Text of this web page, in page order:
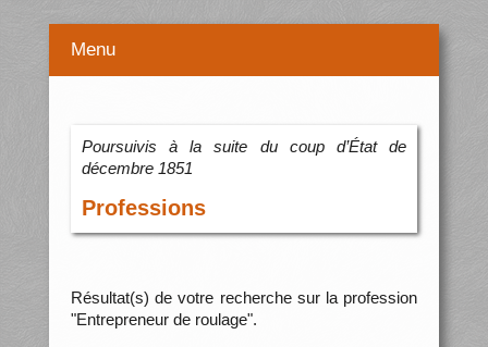
Menu
Poursuivis à la suite du coup d’État de
décembre 1851
Professions
Résultat(s) de votre recherche sur la profession
"Entrepreneur de roulage".